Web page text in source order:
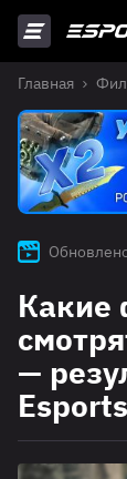
Главная
Какие
—